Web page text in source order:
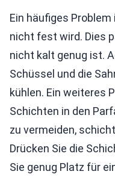
Ein häufiges
nicht fest wird. Dies
nicht kalt genug ist.
Schüssel und die
kühlen. Ein weiteres
Schichten in den
zu vermeiden,
Drücken Sie die
Sie genug Platz für